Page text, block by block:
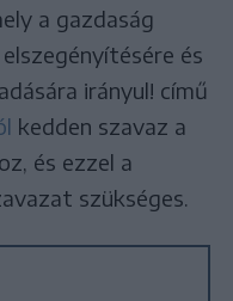
a gazdaság
és
irányul! című
kedden szavaz a
és ezzel a
szükséges.